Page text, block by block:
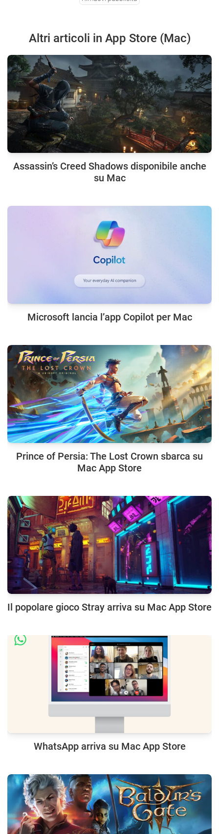
Altri articoli in App Store (Mac)
Assassin’s Creed Shadows disponibile anche
su Mac
Microsoft lancia l’app Copilot per Mac
Prince of Persia: The Lost Crown sbarca su
Mac App Store
Il popolare gioco Stray arriva su Mac App Store
WhatsApp arriva su Mac App Store